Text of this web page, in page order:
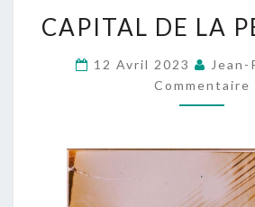
DE
LA
CAPITAL DE LA
12 Avril 2023 Jean-
Commentaire